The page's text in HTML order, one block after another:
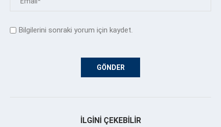
Bilgilerini sonraki yorum için kaydet.
İLGINI ÇEKEBILIR